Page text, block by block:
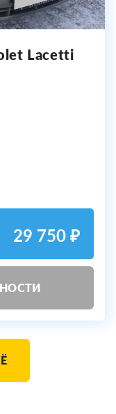
Lacetti
29 750 ₽